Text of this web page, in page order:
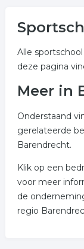
Alle
deze pagina
Meer in
Onderstaand
gerelateerde
Barendrecht.
Klik op een
voor meer
de
regio